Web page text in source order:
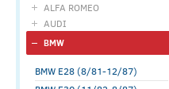
ALFA ROMEO
AUDI
BMW
BMW E28 (8/81-12/87)